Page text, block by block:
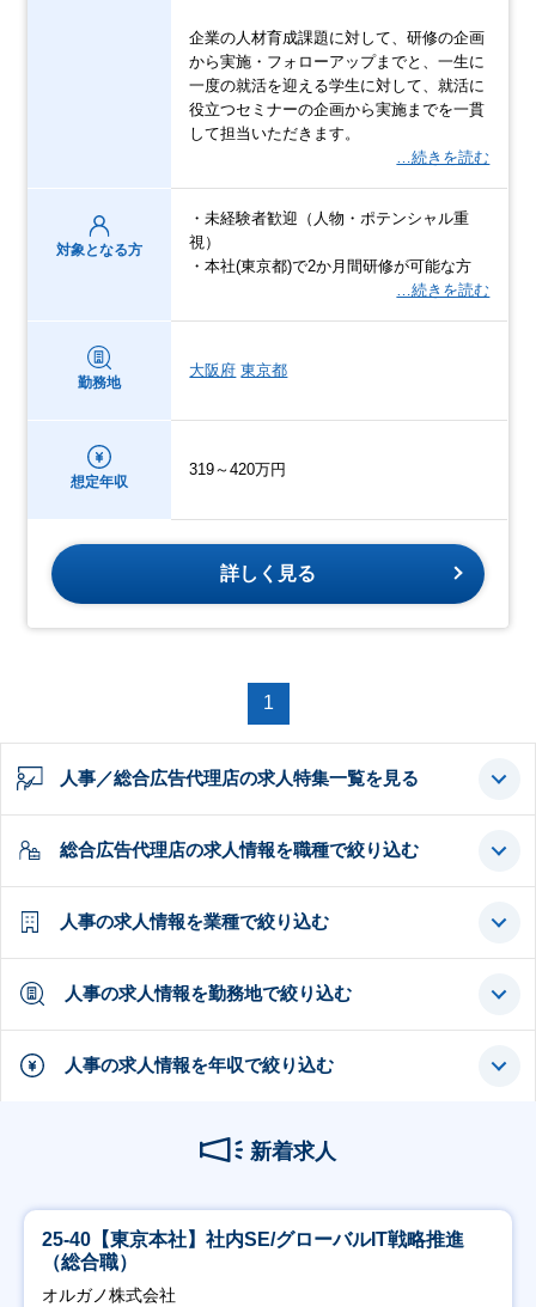
企業の人材育成課題に対して、研修の企画
から実施・フォローアップまでと、一生に
一度の就活を迎える学生に対して、就活に
役立つセミナーの企画から実施までを一貫
して担当いただきます。
…続きを読む
対象となる方
・未経験者歓迎（人物・ポテンシャル重
視）
・本社(東京都)で2か月間研修が可能な方
…続きを読む
勤務地
大阪府 東京都
想定年収
319～420万円
詳しく見る
1
人事／総合広告代理店の求人特集一覧を見る
総合広告代理店の求人情報を職種で絞り込む
人事の求人情報を業種で絞り込む
人事の求人情報を勤務地で絞り込む
人事の求人情報を年収で絞り込む
新着求人
25-40【東京本社】社内SE/グローバルIT戦略推進
（総合職）
オルガノ株式会社